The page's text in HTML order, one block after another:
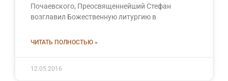
Почаевского, Преосвященнейший Стефан
возглавил Божественную литургию в
ЧИТАТЬ ПОЛНОСТЬЮ »
12.05.2016